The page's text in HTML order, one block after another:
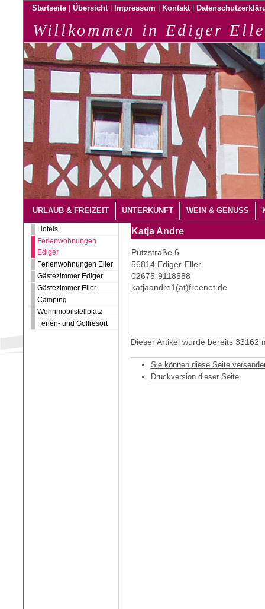
Startseite Übersicht Impressum Kontakt
Willkommen in Ediger
URLAUB & FREIZEIT UNTERKUNFT WEIN & GENUSS
Hotels
Ferienwohnungen
Ediger
Ferienwohnungen Eller
Gästezimmer Ediger
Gästezimmer Eller
Camping
Wohnmobilstellplatz
Ferien- und Golfresort
Katja Andre
Pützstraße 6
56814 Ediger-Eller
02675-9118588
katjaandre1(at)freenet.de
Dieser Artikel wurde bereits 33162
Sie können diese Seite
Druckversion dieser Seite